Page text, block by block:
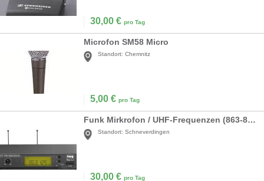
30,00 € pro Tag
Microfon SM58 Micro
Standort: Chemnitz
5,00 € pro Tag
Funk Mirkrofon / UHF-Frequenzen (863-865 MHz)
Standort: Schneverdingen
30,00 € pro Tag